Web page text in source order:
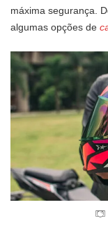
máxima segurança.
algumas opções de